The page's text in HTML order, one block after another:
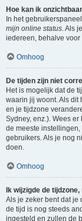
Hoe kan ik
In het
mijn online status. Als
iedereen, behalve
Omhoog
De tijden zijn niet
Het is mogelijk dat de
waarin jij woont. Als dit
en je tijdzone
Sydney, enz.). Wees
de meeste
gebruikers. Als je nog
doen.
Omhoog
Ik wijzigde de
Als je zeker bent dat je
de tijd is nog steeds
ingesteld en zullen de